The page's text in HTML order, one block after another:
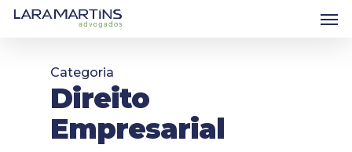
Skip
Categoria
Direito
Empresarial